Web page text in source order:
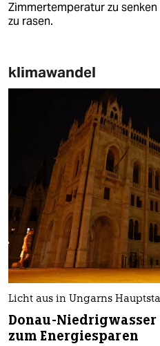
Zimmertemperatur zu
zu rasen.
klimawandel
Licht aus in Ungarns
Donau-
zum Energiesparen